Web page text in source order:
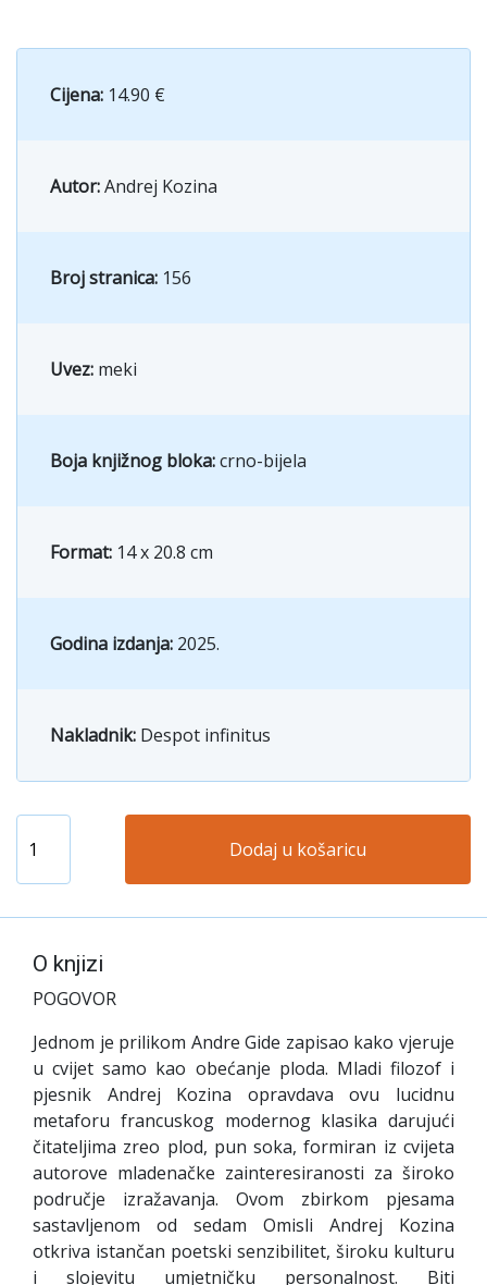
Cijena: 14.90 €
Autor:Andrej Kozina
Broj stranica: 156
Uvez: meki
Boja knjižnog bloka:crno-bijela
Format: 14 x 20.8 cm
Godina izdanja: 2025.
Nakladnik: Despot infinitus
Dodaj u košaricu
O knjizi
POGOVOR
Jednom je prilikom Andre Gide zapisao kako vjeruje
u cvijet samo kao obećanje ploda. Mladi filozof i
pjesnik Andrej Kozina opravdava ovu lucidnu
metaforu francuskog modernog klasika darujući
čitateljima zreo plod, pun soka, formiran iz cvijeta
autorove mladenačke zainteresiranosti za široko
područje izražavanja. Ovom zbirkom pjesama
sastavljenom od sedam Omisli Andrej Kozina
otkriva istančan poetski senzibilitet, široku kulturu
i slojevitu umjetničku personalnost. Biti